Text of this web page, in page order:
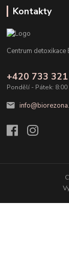
Kontakty
Centrum detoxikace
+420 733
Pondělí - Pátek: 8:00